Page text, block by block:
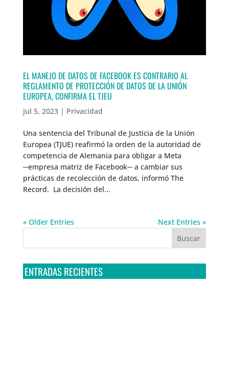
EL MANEJO DE DATOS DE FACEBOOK ES CONTRARIO AL
REGLAMENTO DE PROTECCIÓN DE DATOS DE LA UNIÓN
EUROPEA, CONFIRMA EL TJEU
Jul 5, 2023| Privacidad
Una sentencia del Tribunal de Justicia de la Unión
Europea (TJUE) reafirmó la orden de la autoridad de
competencia de Alemania para obligar a Meta
─empresa matriz de Facebook─ a cambiar sus
prácticas de recolección de datos, informó The
Record. La decisión del...
« Older Entries Next Entries »
ENTRADAS RECIENTES